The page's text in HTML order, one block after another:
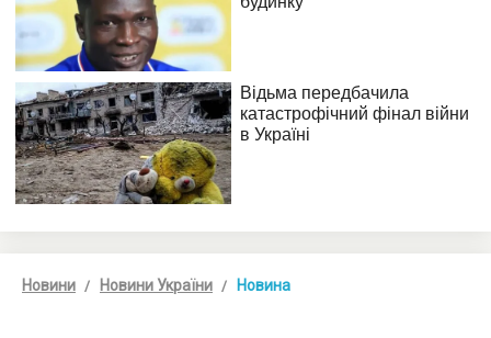
Новини Новини України Новина